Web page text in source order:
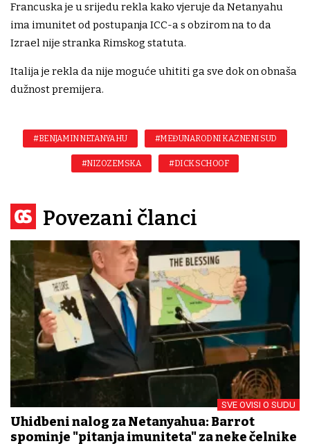
Francuska je u srijedu rekla kako vjeruje da Netanyahu
ima imunitet od postupanja ICC-a s obzirom na to da
Izrael nije stranka Rimskog statuta.
Italija je rekla da nije moguće uhititi ga sve dok on obnaša
dužnost premijera.
#BENJAMIN NETANYAHU #MEĐUNARODNI KAZNENI SUD
#NIZOZEMSKA #DICK SCHOOF
Povezani članci
SVE OVISI O SUDU
Uhidbeni nalog za Netanyahua: Barrot
spominje "pitanja imuniteta" za neke čelnike